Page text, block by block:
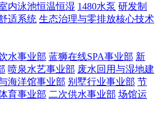
内泳池恒温恒湿 1480水泵 研发制
适系统 生态治理与零排放核心技术
水事业部 蓝狮在线SPA事业部 新
喷泉水艺事业部 废水回用与湿地建
海洋馆事业部 别墅行业事业部 节
育事业部 二次供水事业部 场馆运